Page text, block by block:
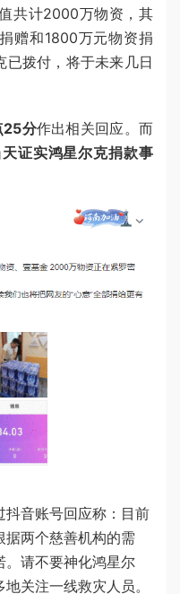
共计2000万物资，其
赠和1800万元物资捐
拨付，将于未来几日
25分作出相关回应。而
证实鸿星尔克捐款事
抖音账号回应称：目前
据两个慈善机构的需
。请不要神化鸿星尔
关注一线救灾人员。